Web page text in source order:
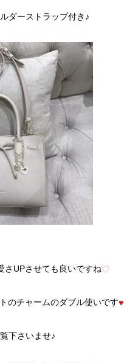
ダーストラップ付き♪
さUPさせても良いですね♡
のチャームのダブル使いです♥
下さいませ♪